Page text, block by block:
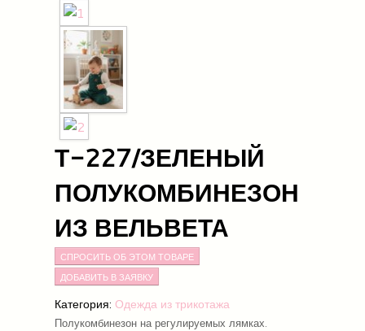
Т-227/ЗЕЛЕНЫЙ
ПОЛУКОМБИНЕЗОН
ИЗ ВЕЛЬВЕТА
СПРОСИТЬ ОБ ЭТОМ ТОВАРЕ
Категория: Одежда из трикотажа
Полукомбинезон на регулируемых лямках.